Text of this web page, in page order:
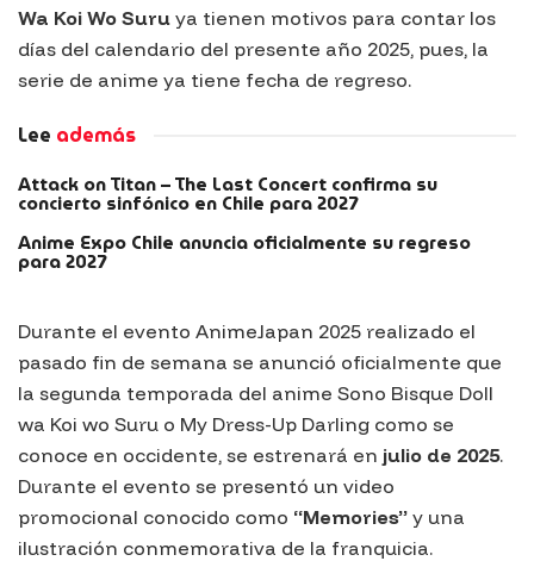
Wa Koi Wo Suru ya tienen motivos para contar los
días del calendario del presente año 2025, pues, la
serie de anime ya tiene fecha de regreso.
Lee además
Attack on Titan – The Last Concert confirma su
concierto sinfónico en Chile para 2027
Anime Expo Chile anuncia oficialmente su regreso
para 2027
Durante el evento AnimeJapan 2025 realizado el
pasado fin de semana se anunció oficialmente que
la segunda temporada del anime Sono Bisque Doll
wa Koi wo Suru o My Dress-Up Darling como se
conoce en occidente, se estrenará en julio de 2025.
Durante el evento se presentó un video
promocional conocido como “Memories” y una
ilustración conmemorativa de la franquicia.